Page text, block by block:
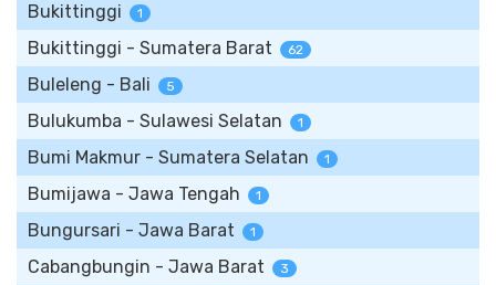
Bukittinggi 1
Bukittinggi - Sumatera Barat 62
Buleleng - Bali 5
Bulukumba - Sulawesi Selatan 1
Bumi Makmur - Sumatera Selatan 1
Bumijawa - Jawa Tengah 1
Bungursari - Jawa Barat 1
Cabangbungin - Jawa Barat 3